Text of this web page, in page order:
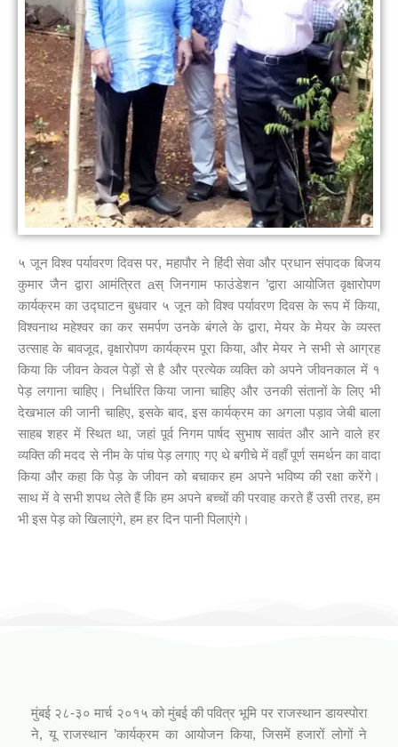
५ जून विश्व पर्यावरण दिवस पर, महापौर ने हिंदी सेवा और प्रधान संपादक बिजय
कुमार जैन द्वारा आमंत्रित aस् जिनगाम फाउंडेशन ’द्वारा आयोजित वृक्षारोपण
कार्यक्रम का उद्घाटन बुधवार ५ जून को विश्व पर्यावरण दिवस के रूप में किया,
विश्वनाथ महेश्वर का कर समर्पण उनके बंगले के द्वारा, मेयर के मेयर के व्यस्त
उत्साह के बावजूद, वृक्षारोपण कार्यक्रम पूरा किया, और मेयर ने सभी से आग्रह
किया कि जीवन केवल पेड़ों से है और प्रत्येक व्यक्ति को अपने जीवनकाल में १
पेड़ लगाना चाहिए। निर्धारित किया जाना चाहिए और उनकी संतानों के लिए भी
देखभाल की जानी चाहिए, इसके बाद, इस कार्यक्रम का अगला पड़ाव जेबी बाला
साहब शहर में स्थित था, जहां पूर्व निगम पार्षद सुभाष सावंत और आने वाले हर
व्यक्ति की मदद से नीम के पांच पेड़ लगाए गए थे बगीचे में वहाँ पूर्ण समर्थन का वादा
किया और कहा कि पेड़ के जीवन को बचाकर हम अपने भविष्य की रक्षा करेंगे।
साथ में वे सभी शपथ लेते हैं कि हम अपने बच्चों की परवाह करते हैं उसी तरह, हम
भी इस पेड़ को खिलाएंगे, हम हर दिन पानी पिलाएंगे।
मुंबई २८-३० मार्च २०१५ को मुंबई की पवित्र भूमि पर राजस्थान डायस्पोरा
ने, यू राजस्थान ’कार्यक्रम का आयोजन किया, जिसमें हजारों लोगों ने